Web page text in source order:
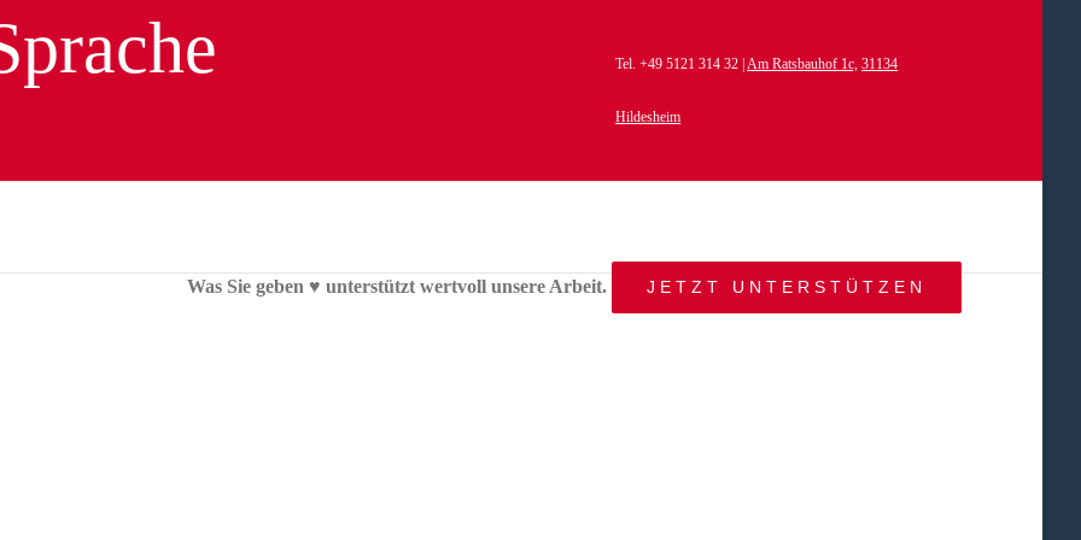
Tel. +49 5121 314 32 |Am Ratsbauhof 1c, 31134
Hildesheim
Was Sie geben ♥︎ unterstützt wertvoll unsere Arbeit. JETZT UNTERSTÜTZENSTART